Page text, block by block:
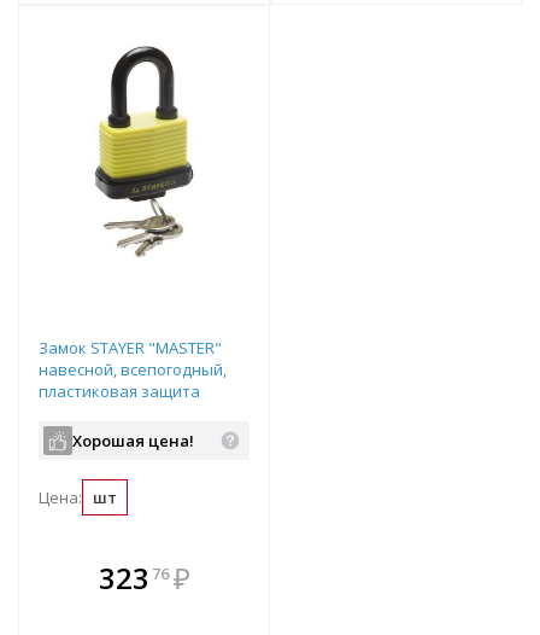
Замок STAYER "MASTER"
навесной, всепогодный,
пластиковая защита
дужкой,на карточке, 50мм
арт.37140-40
Хорошая цена!
Цена: шт
323 76 ₽